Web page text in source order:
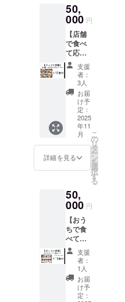
(ｱﾐﾉ酸
等)､
香料､酸
味料(一
部に小
麦･ご
ま･ｾﾞﾗﾁ
ﾝ･大
豆・鶏
肉･豚肉
を含む)
「原材
料及び
添加物
等の食
はお届
け商品
記され
ます。
商品開
封前に
は必ず
お届け
のリ
ターン
に貼付
された
ラベル
までの6
か月間
の交換
はでき
ませ
ん。お
つりは
でませ
ん。 ・
スタッ
フにク
ラウド
ファン
ディン
グで支
援をし
た旨を
お声掛
けくだ
2025年
11月15
日〜
2026年
5月15日
までの6
か月間
（常
温） ・
消費期
限もし
くは賞
味期
限：麺
（届き
次第10
日
間）、
トマト
スープ
（枠外
に記
載） ・
原材
粉、
（国内
製
造）、
塩/加工
澱粉
粉・食
品素材
（小
麦・卵
来）、
50,
000 円
【店舗
で食べ
て応
援】 お
好きな
とまと
らーめ
ん×10食
分チ
ケット
※静岡
店・名
古屋店
共通 ・
静岡
店、名
共通で
ご利用
いただ
けま
す。何
枚かま
とめて
の利用
も可能
です。
・現金
への交
支援
者：
3人
お届
け予
定：
2025
年11
月
詳細を見る
こ
の
リ
タ
ー
ン
を
選
択
す
る
50,
000 円
【おう
ちで食
べて応
援】 と
まと
らーめ
んセッ
ト10食
分を提
支援
者：
1人
お届
け予
定：